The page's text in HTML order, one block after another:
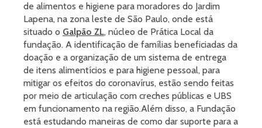
de alimentos e higiene para moradores do Jardim
Lapena, na zona leste de São Paulo, onde está
situado o Galpão ZL, núcleo de Prática Local da
fundação. A identificação de famílias beneficiadas da
doação e a organização de um sistema de entrega
de itens alimentícios e para higiene pessoal, para
mitigar os efeitos do coronavírus, estão sendo feitas
por meio de articulação com creches públicas e UBS
em funcionamento na região.Além disso, a Fundação
está estudando maneiras de como dar suporte para a